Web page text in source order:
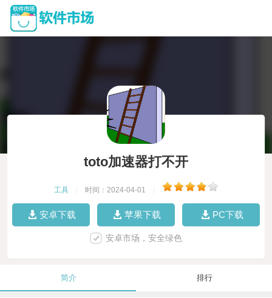
toto加速器打不开
工具 时间：2024-04-01
安卓下载 苹果下载 PC下载
安卓市场，安全绿色
简介 排行